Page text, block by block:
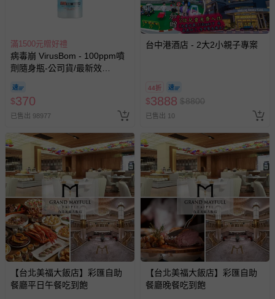
-接觸性孕哺產品（奶嘴、奶瓶、擠乳器、哺乳衣、托腹
帶束縛衣、餐搖椅等）。
-其他原廠盒裝商品封口處已貼上「不可拆封」，或具警
示字句等說明貼紙、封條者。
國際航空、客運、訂房等服務。
相關的退換貨辦理流程，可詳見：退換貨 & 退款問題
其他常見問題：
運送服務：目前提供的運送僅限台灣本島。如您位於離島地
區，可能會無法配送，或須依據商品需加收離島運費。廠商
亦保留出貨與否的權利。離島、偏遠地區、樓層親送等加價
費用，可能會另需加收。
商品實際的配達日期，可於訂單個人資料內的查詢訂單內，
已出貨通知之訊息為主。
如您收到商品，請依正常流程檢查是否完好，若商品遇瑕疵
情形，您可申請更換新品或退貨，請見： 退貨的辦理流程
若您對於會員帳號、商品訂購與資訊、購物流程、付款方
式、折價券與購物金的使用、退貨及商品運送方式等有疑
滿1500元贈好禮
病毒崩 VirusBom - 100ppm噴
劑隨身瓶-公司貨/最新效
$370
已售出 98977
台中港酒店 - 2大2小親子專案
44折
$3888 $8800
已售出 10
【台北美福大飯店】彩匯自助
餐廳平日午餐吃到飽
【台北美福大飯店】彩匯自助
餐廳晚餐吃到飽